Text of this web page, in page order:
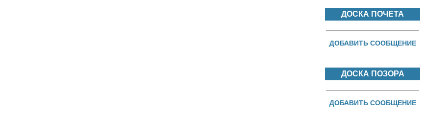
ДОСКА ПОЧЕТА
ДОБАВИТЬ СООБЩЕНИЕ
ДОСКА ПОЗОРА
ДОБАВИТЬ СООБЩЕНИЕ